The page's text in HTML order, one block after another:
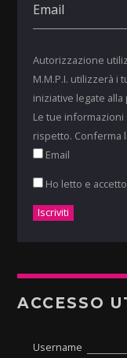
Autorizzazione
M.M.P.I. utilizzerà
iniziative legate
Le tue
rispetto. Conferma
Email
Ho letto e
ACCESSO
Username